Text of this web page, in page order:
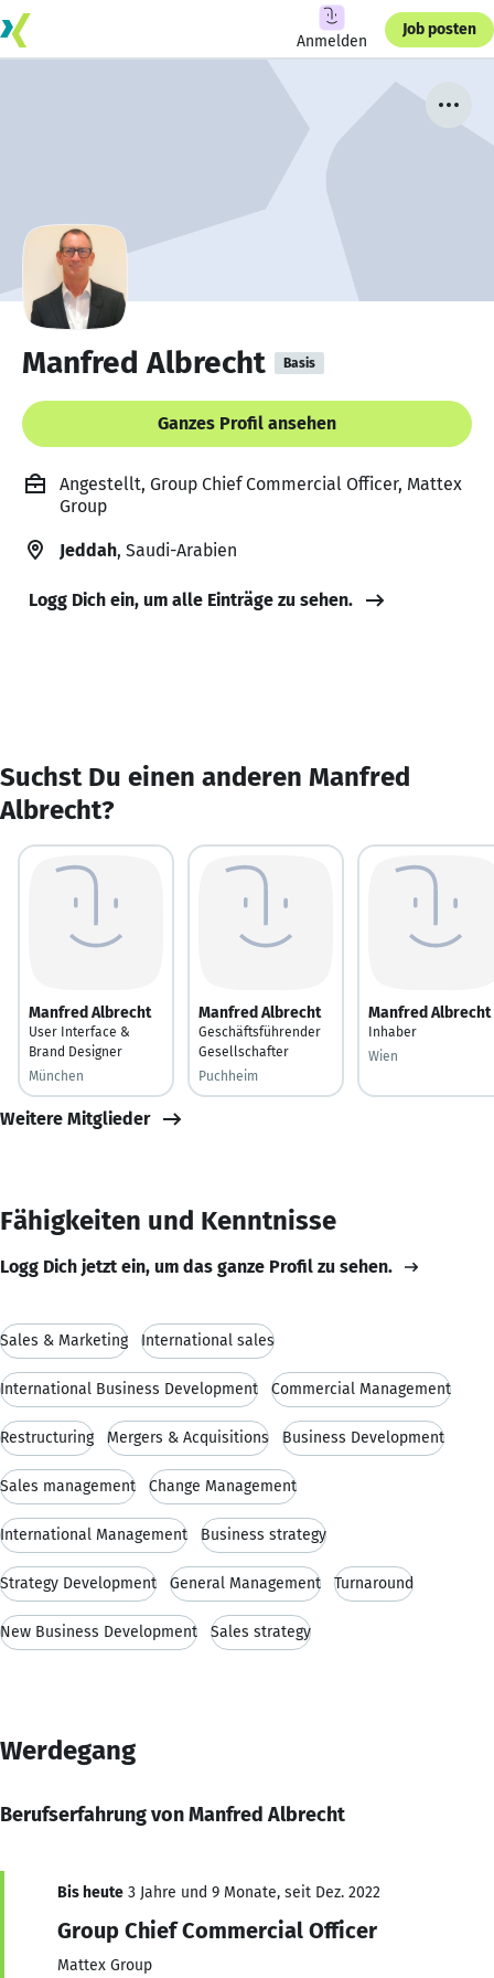
Anmelden
Job posten
Manfred Albrecht Basis
Ganzes Profil ansehen
Angestellt, Group Chief Commercial Officer, Mattex
Group
Jeddah, Saudi-Arabien
Logg Dich ein, um alle Einträge zu sehen.
Suchst Du einen anderen Manfred
Albrecht?
Manfred Albrecht
User Interface &
Brand Designer
München
Manfred Albrecht
Geschäftsführender
Gesellschafter
Puchheim
Manfred Albrecht
Inhaber
Wien
Weitere Mitglieder
Fähigkeiten und Kenntnisse
Logg Dich jetzt ein, um das ganze Profil zu sehen.
Sales & Marketing International sales
International Business Development Commercial Management
Restructuring Mergers & Acquisitions Business Development
Sales management Change Management
International Management Business strategy
Strategy Development General Management Turnaround
New Business Development Sales strategy
Werdegang
Berufserfahrung von Manfred Albrecht
Bis heute 3 Jahre und 9 Monate, seit Dez. 2022
Group Chief Commercial Officer
Mattex Group